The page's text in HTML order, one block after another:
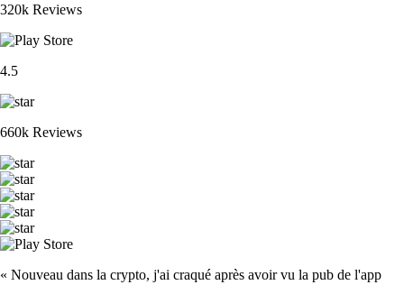
320k Reviews
4.5
660k Reviews
« Nouveau dans la crypto, j'ai craqué après avoir vu la pub de l'app